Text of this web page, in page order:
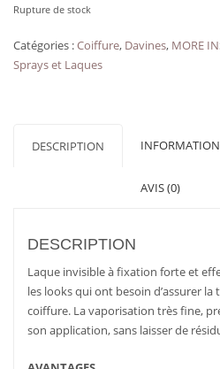
Rupture de stock
Catégories :Coiffure, Davines, MORE
Sprays et Laques
DESCRIPTION
AVIS (0)
DESCRIPTION
Laque invisible à fixation forte et
les looks qui ont besoin d’assurer la
coiffure. La vaporisation très fine,
son application, sans laisser de